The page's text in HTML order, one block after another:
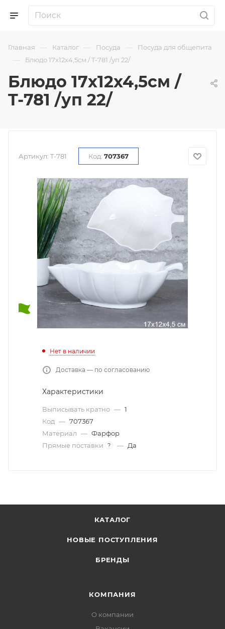
Главная — Каталог — Посуда — Посуда для общепита
— Блюдо 17х12х4,5см / T-781 /уп 22/
Блюдо 17х12х4,5см /
T-781 /уп 22/
Артикул: T-781 Код: 707367
Нет в наличии
Доставка — по согласованию
Характеристики
Выписывать кратно — 1
Код — 707367
Материал — Фарфор
Прямые поставки
? — Да
КАТАЛОГ
НОВЫЕ ПОСТУПЛЕНИЯ
БРЕНДЫ
КОМПАНИЯ
О компании